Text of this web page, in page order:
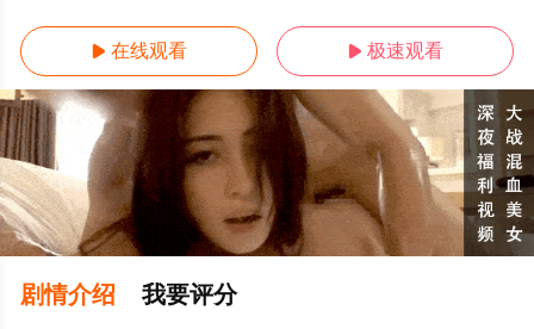
 在线观看  极速观看
剧情介绍 我要评分